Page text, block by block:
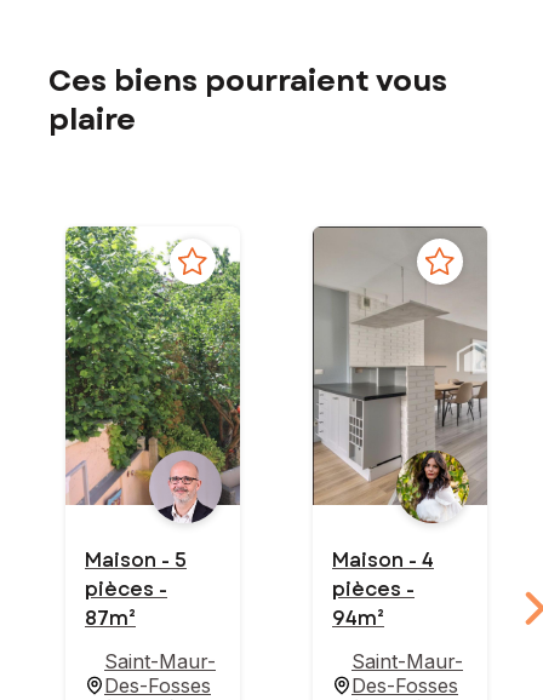
Ces biens pourraient vous
plaire
Maison - 5
pièces -
87m²
Saint-Maur-
Des-Fosses
Maison - 4
pièces -
94m²
Saint-Maur-
Des-Fosses